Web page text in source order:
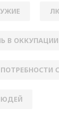
В ОККУПАЦИИ